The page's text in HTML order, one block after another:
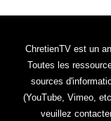
ChretienTV est un
Toutes les
sources
(YouTube, Vimeo,
veuillez